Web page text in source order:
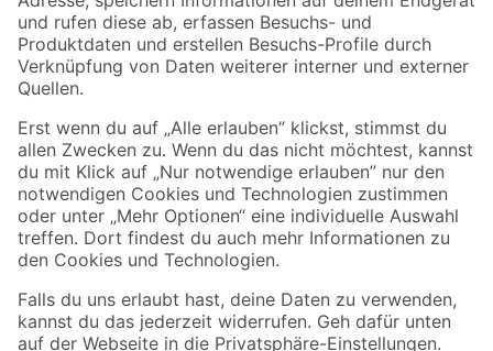
Zahlungsarten Versandarten
Sicher einkaufen
Jetzt die toom-App herunterladen
Alle Preisangaben in EUR inkl. gesetzl. MwSt.. Die dargestellten Angebote sind unter
Umständen nicht in allen Märkten verfügbar. Die angegebenen Verfügbarkeiten beziehen